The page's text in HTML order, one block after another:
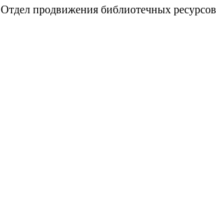
Отдел продвижения библиотечных ресурсов